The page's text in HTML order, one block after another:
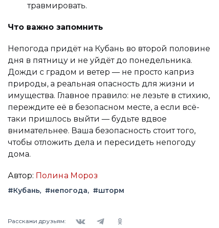
травмировать.
Что важно запомнить
Непогода придёт на Кубань во второй половине
дня в пятницу и не уйдёт до понедельника.
Дожди с градом и ветер — не просто каприз
природы, а реальная опасность для жизни и
имущества. Главное правило: не лезьте в стихию,
переждите её в безопасном месте, а если всё-
таки пришлось выйти — будьте вдвое
внимательнее. Ваша безопасность стоит того,
чтобы отложить дела и пересидеть непогоду
дома.
Автор: Полина Мороз
#Кубань #непогода #шторм
Расскажи друзьям: